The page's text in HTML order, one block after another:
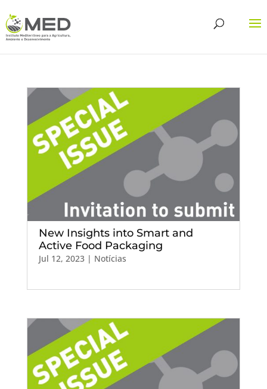
New Insights into Smart and
Active Food Packaging
Jul 12, 2023| Notícias